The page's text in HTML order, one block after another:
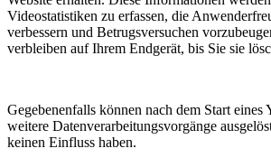
Videostatistiken zu erfassen, die
verbessern und Betrugsversuchen
verbleiben auf Ihrem Endgerät, bis Sie sie
Gegebenenfalls können nach dem Start eines
weitere Datenverarbeitungsvorgänge
keinen Einfluss haben.